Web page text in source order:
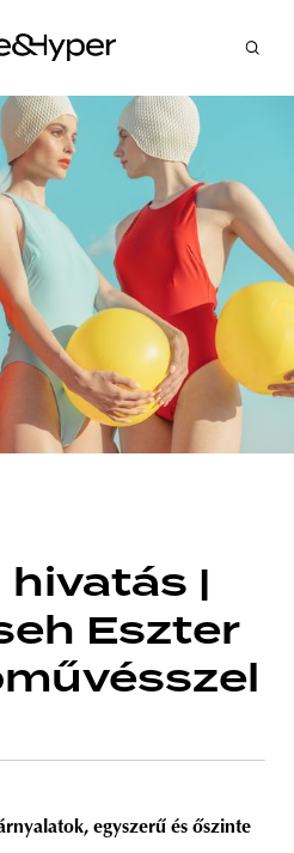
branding
hivatás |
Eszter
egyszerű és őszinte